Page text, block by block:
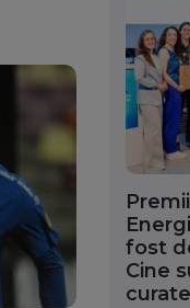
fost
Cine
curate